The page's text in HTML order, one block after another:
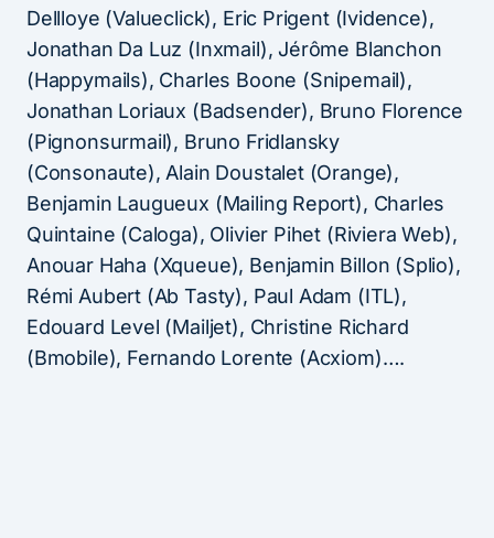
Dellloye (Valueclick), Eric Prigent (Ividence),
Jonathan Da Luz (Inxmail), Jérôme Blanchon
(Happymails), Charles Boone (Snipemail),
Jonathan Loriaux (Badsender), Bruno Florence
(Pignonsurmail), Bruno Fridlansky
(Consonaute), Alain Doustalet (Orange),
Benjamin Laugueux (Mailing Report), Charles
Quintaine (Caloga), Olivier Pihet (Riviera Web),
Anouar Haha (Xqueue), Benjamin Billon (Splio),
Rémi Aubert (Ab Tasty), Paul Adam (ITL),
Edouard Level (Mailjet), Christine Richard
(Bmobile), Fernando Lorente (Acxiom)….